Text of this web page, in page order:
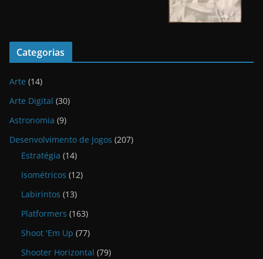
Categorias
Arte (14)
Arte Digital (30)
Astronomia (9)
Desenvolvimento de Jogos (207)
Estratégia (14)
Isométricos (12)
Labirintos (13)
Platformers (163)
Shoot 'Em Up (77)
Shooter Horizontal (79)